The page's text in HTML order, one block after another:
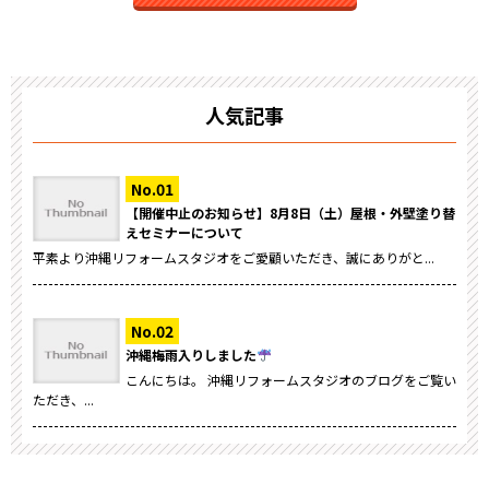
人気記事
【開催中止のお知らせ】8月8日（土）屋根・外壁塗り替
えセミナーについて
平素より沖縄リフォームスタジオをご愛顧いただき、誠にありがと...
沖縄梅雨入りしました
こんにちは。 沖縄リフォームスタジオのブログをご覧い
ただき、...